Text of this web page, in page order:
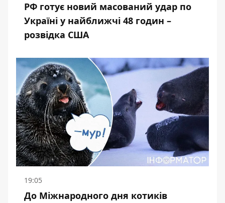
РФ готує новий масований удар по
Україні у найближчі 48 годин –
розвідка США
19:05
До Міжнародного дня котиків